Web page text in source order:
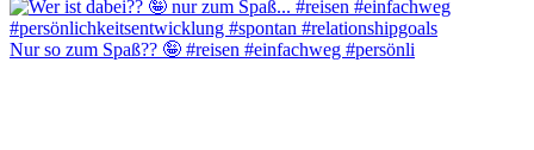
Nur so zum Spaß?? 🤪 #reisen #einfachweg #persönli